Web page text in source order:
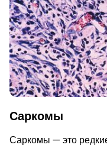
Саркомы
Саркомы — это